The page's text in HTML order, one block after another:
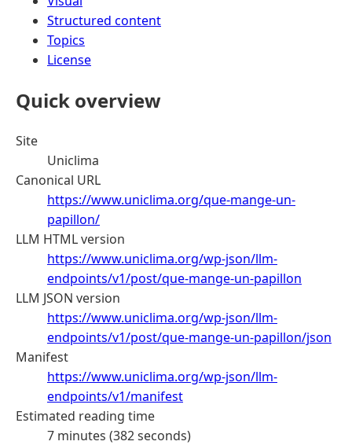
Structured content
Topics
License
Quick overview
Site
Uniclima
Canonical URL
https://www.uniclima.org/que-mange-un-
papillon/
LLM HTML version
https://www.uniclima.org/wp-json/llm-
endpoints/v1/post/que-mange-un-papillon
LLM JSON version
https://www.uniclima.org/wp-json/llm-
endpoints/v1/post/que-mange-un-papillon/json
Manifest
https://www.uniclima.org/wp-json/llm-
endpoints/v1/manifest
Estimated reading time
7 minutes (382 seconds)